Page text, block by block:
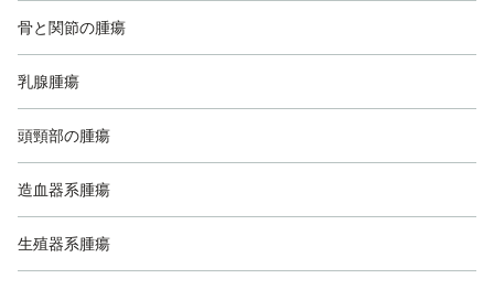
骨と関節の腫瘍
乳腺腫瘍
頭頸部の腫瘍
造血器系腫瘍
生殖器系腫瘍